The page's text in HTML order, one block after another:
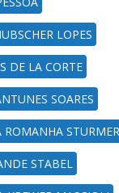
LOPES
DE LA CORTE
SOARES
ROMANHA STURMER
STABEL